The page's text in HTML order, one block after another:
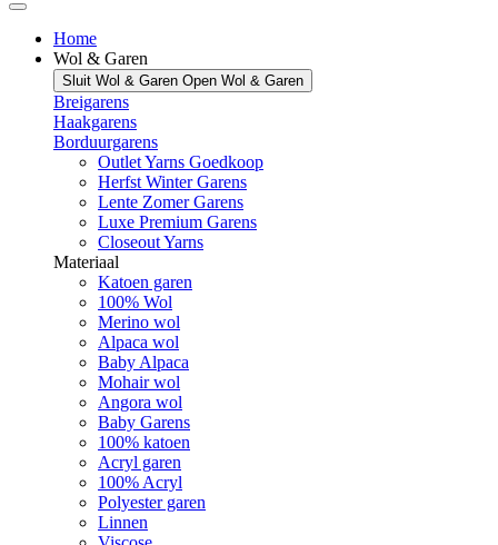
Home
Wol & Garen
Sluit Wol & Garen Open Wol & Garen
Breigarens
Haakgarens
Borduurgarens
Outlet Yarns Goedkoop
Herfst Winter Garens
Lente Zomer Garens
Luxe Premium Garens
Closeout Yarns
Materiaal
Katoen garen
100% Wol
Merino wol
Alpaca wol
Baby Alpaca
Mohair wol
Angora wol
Baby Garens
100% katoen
Acryl garen
100% Acryl
Polyester garen
Linnen